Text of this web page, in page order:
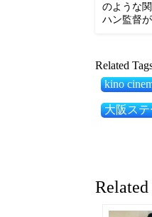
のような
ハン監督
Related
kino
大阪ス
Related